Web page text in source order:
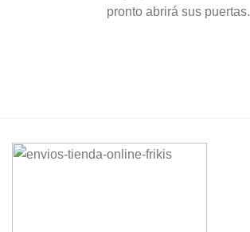
pronto abrirá sus puertas.